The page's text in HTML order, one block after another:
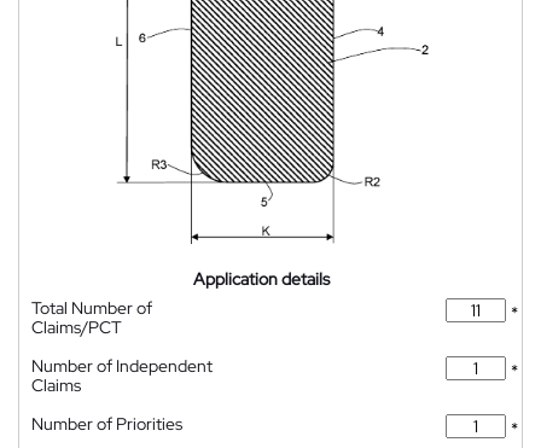
Application details
Total Number of
Claims/PCT
*
Number of Independent
Claims
*
Number of Priorities
*